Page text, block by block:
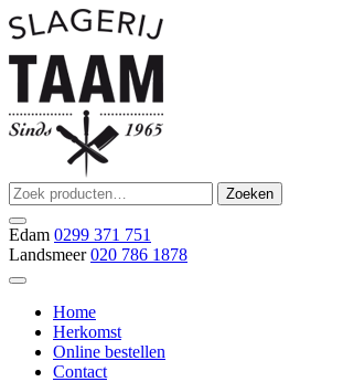
Ga
naar
de
inhoud
Slagerij Taam
slager
Zoeken
naar:
Zoeken
Edam 0299 371 751
Landsmeer 020 786 1878
Home
Herkomst
Online bestellen
Contact